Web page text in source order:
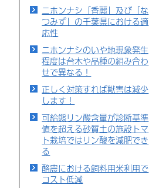
ニホンナシ「香麗」及び「な
つみず」の千葉県における適
応性
ニホンナシのいや地現象発生
程度は台木や品種の組み合わ
せで異なる！
正しく対策すれば獣害は減少
します！
可給態リン酸含量が診断基準
値を超える砂質土の施設トマ
ト栽培ではリン酸を減肥でき
る
酪農における飼料用米利用で
コスト低減